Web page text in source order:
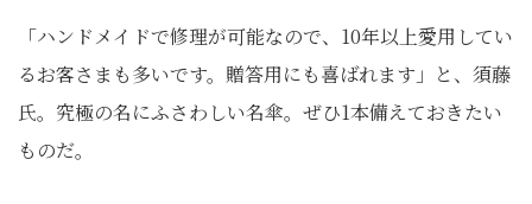
「ハンドメイドで修理が可能なので、10年以上愛用してい
るお客さまも多いです。贈答用にも喜ばれます」と、須藤
氏。究極の名にふさわしい名傘。ぜひ1本備えておきたい
ものだ。